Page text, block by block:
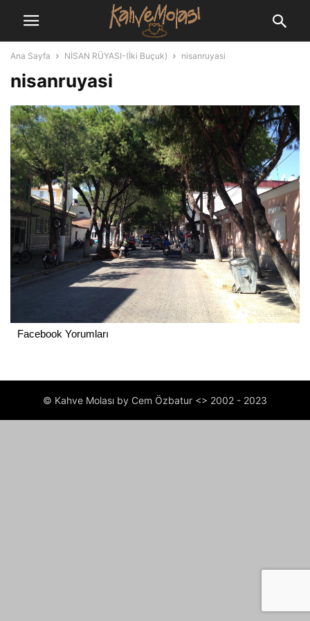
Ana Sayfa NİSAN RÜYASI-(İki Buçuk) nisanruyasi
nisanruyasi
Facebook Yorumları
© Kahve Molası by Cem Özbatur <> 2002 - 2023